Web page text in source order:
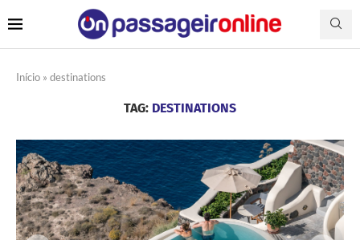
Início » destinations
TAG: DESTINATIONS